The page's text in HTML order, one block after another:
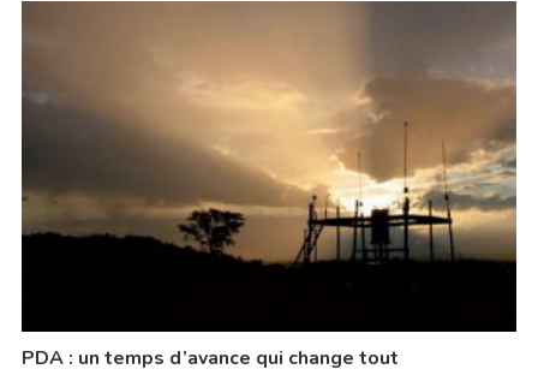
PDA : un temps d’avance qui change tout